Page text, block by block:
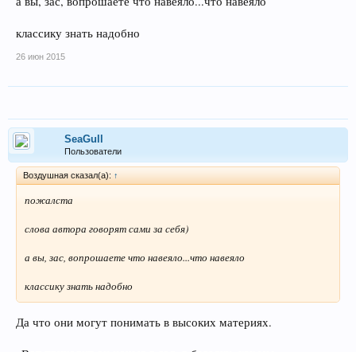
классику знать надобно
26 июн 2015
SeaGull
Пользователи
Воздушная сказал(а): ↑
пожалста
слова автора говорят сами за себя)
а вы, зас, вопрошаете что навеяло...что навеяло
классику знать надобно
Да что они могут понимать в высоких материях.